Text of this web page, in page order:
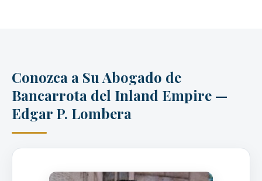
Conozca a Su Abogado de
Bancarrota del Inland Empire —
Edgar P. Lombera